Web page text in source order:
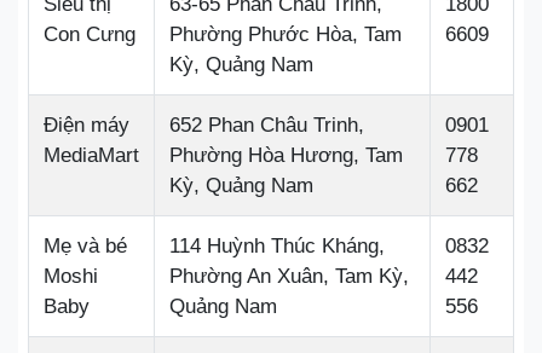
Con Cưng
Phường Phước Hòa, Tam
Kỳ, Quảng Nam
6609
Điện máy
MediaMart
652 Phan Châu Trinh,
Phường Hòa Hương, Tam
Kỳ, Quảng Nam
0901
778
662
Mẹ và bé
Moshi
Baby
114 Huỳnh Thúc Kháng,
Phường An Xuân, Tam Kỳ,
Quảng Nam
0832
442
556